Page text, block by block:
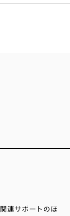
連サポートのほ